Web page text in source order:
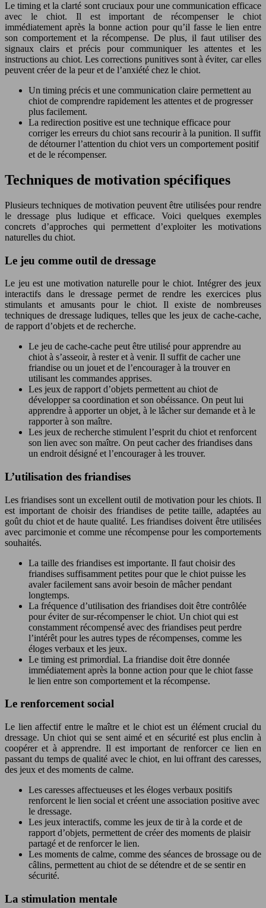
Le timing et la clarté sont cruciaux pour une communication efficace
avec le chiot. Il est important de récompenser le chiot
immédiatement après la bonne action pour qu’il fasse le lien entre
son comportement et la récompense. De plus, il faut utiliser des
signaux clairs et précis pour communiquer les attentes et les
instructions au chiot. Les corrections punitives sont à éviter, car elles
peuvent créer de la peur et de l’anxiété chez le chiot.
Un timing précis et une communication claire permettent au
chiot de comprendre rapidement les attentes et de progresser
plus facilement.
La redirection positive est une technique efficace pour
corriger les erreurs du chiot sans recourir à la punition. Il suffit
de détourner l’attention du chiot vers un comportement positif
et de le récompenser.
Techniques de motivation spécifiques
Plusieurs techniques de motivation peuvent être utilisées pour rendre
le dressage plus ludique et efficace. Voici quelques exemples
concrets d’approches qui permettent d’exploiter les motivations
naturelles du chiot.
Le jeu comme outil de dressage
Le jeu est une motivation naturelle pour le chiot. Intégrer des jeux
interactifs dans le dressage permet de rendre les exercices plus
stimulants et amusants pour le chiot. Il existe de nombreuses
techniques de dressage ludiques, telles que les jeux de cache-cache,
de rapport d’objets et de recherche.
Le jeu de cache-cache peut être utilisé pour apprendre au
chiot à s’asseoir, à rester et à venir. Il suffit de cacher une
friandise ou un jouet et de l’encourager à la trouver en
utilisant les commandes apprises.
Les jeux de rapport d’objets permettent au chiot de
développer sa coordination et son obéissance. On peut lui
apprendre à apporter un objet, à le lâcher sur demande et à le
rapporter à son maître.
Les jeux de recherche stimulent l’esprit du chiot et renforcent
son lien avec son maître. On peut cacher des friandises dans
un endroit désigné et l’encourager à les trouver.
L’utilisation des friandises
Les friandises sont un excellent outil de motivation pour les chiots. Il
est important de choisir des friandises de petite taille, adaptées au
goût du chiot et de haute qualité. Les friandises doivent être utilisées
avec parcimonie et comme une récompense pour les comportements
souhaités.
La taille des friandises est importante. Il faut choisir des
friandises suffisamment petites pour que le chiot puisse les
avaler facilement sans avoir besoin de mâcher pendant
longtemps.
La fréquence d’utilisation des friandises doit être contrôlée
pour éviter de sur-récompenser le chiot. Un chiot qui est
constamment récompensé avec des friandises peut perdre
l’intérêt pour les autres types de récompenses, comme les
éloges verbaux et les jeux.
Le timing est primordial. La friandise doit être donnée
immédiatement après la bonne action pour que le chiot fasse
le lien entre son comportement et la récompense.
Le renforcement social
Le lien affectif entre le maître et le chiot est un élément crucial du
dressage. Un chiot qui se sent aimé et en sécurité est plus enclin à
coopérer et à apprendre. Il est important de renforcer ce lien en
passant du temps de qualité avec le chiot, en lui offrant des caresses,
des jeux et des moments de calme.
Les caresses affectueuses et les éloges verbaux positifs
renforcent le lien social et créent une association positive avec
le dressage.
Les jeux interactifs, comme les jeux de tir à la corde et de
rapport d’objets, permettent de créer des moments de plaisir
partagé et de renforcer le lien.
Les moments de calme, comme des séances de brossage ou de
câlins, permettent au chiot de se détendre et de se sentir en
sécurité.
La stimulation mentale